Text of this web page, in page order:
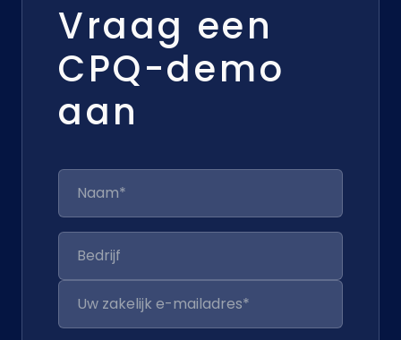
Vraag een
CPQ-demo
aan